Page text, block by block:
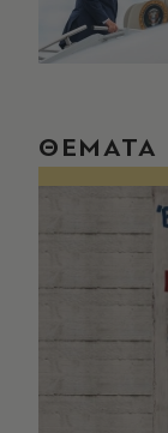
ΘΕΜΑΤΑ